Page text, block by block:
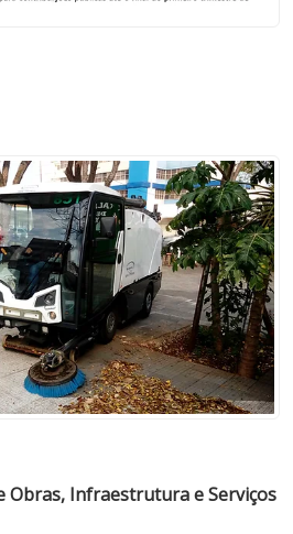
Obras, Infraestrutura e Serviços